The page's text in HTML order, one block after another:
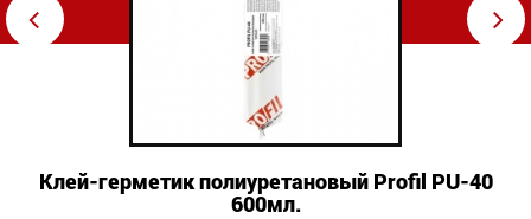
⇦
Клей-герметик полиуретановый Profil PU-40
600мл.
⇨